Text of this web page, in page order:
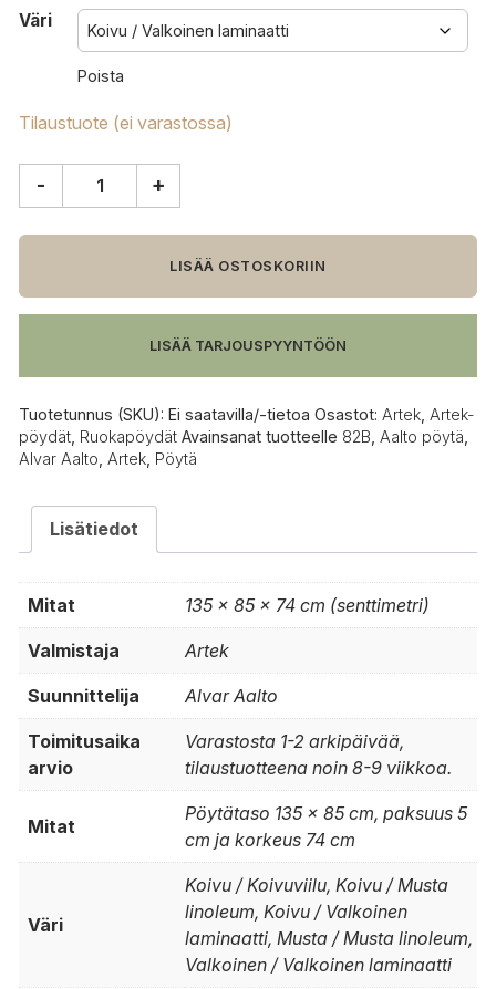
Väri
Poista
Tilaustuote (ei varastossa)
pöytä
- +
LISÄÄ OSTOSKORIIN
LISÄÄ TARJOUSPYYNTÖÖN
Tuotetunnus (SKU): Ei saatavilla/-tietoa Osastot: Artek Artek-
pöydät Ruokapöydät Avainsanat tuotteelle 82B Aalto pöytä
Alvar Aalto Artek Pöytä
Lisätiedot
Mitat 135 × 85 × 74 cm (senttimetri)
Valmistaja Artek
Suunnittelija Alvar Aalto
Toimitusaika
arvio
Varastosta 1-2 arkipäivää,
tilaustuotteena noin 8-9 viikkoa.
Mitat
Pöytätaso 135 x 85 cm, paksuus 5
cm ja korkeus 74 cm
Väri
Koivu / Koivuviilu, Koivu / Musta
linoleum, Koivu / Valkoinen
laminaatti, Musta / Musta linoleum,
Valkoinen / Valkoinen laminaatti